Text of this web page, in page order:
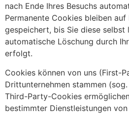
nach Ende Ihres Besuchs
Permanente Cookies bleiben auf
gespeichert, bis Sie diese selbst
automatische Löschung durch
erfolgt.
Cookies können von uns (First-
Drittunternehmen stammen
Third-Party-Cookies
bestimmter Dienstleistungen